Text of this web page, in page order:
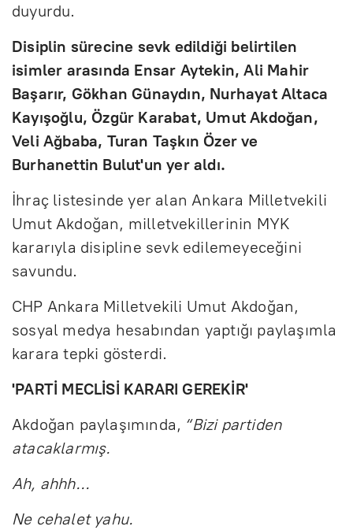
duyurdu.
Disiplin sürecine sevk edildiği belirtilen
isimler arasında Ensar Aytekin, Ali Mahir
Başarır, Gökhan Günaydın, Nurhayat Altaca
Kayışoğlu, Özgür Karabat, Umut Akdoğan,
Veli Ağbaba, Turan Taşkın Özer ve
Burhanettin Bulut'un yer aldı.
İhraç listesinde yer alan Ankara Milletvekili
Umut Akdoğan, milletvekillerinin MYK
kararıyla disipline sevk edilemeyeceğini
savundu.
CHP Ankara Milletvekili Umut Akdoğan,
sosyal medya hesabından yaptığı paylaşımla
karara tepki gösterdi.
'PARTİ MECLİSİ KARARI GEREKİR'
Akdoğan paylaşımında, “Bizi partiden
atacaklarmış.
Ah, ahhh…
Ne cehalet yahu.